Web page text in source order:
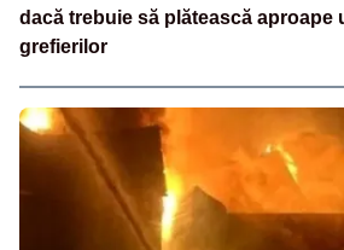
dacă trebuie să plătească aproape
grefierilor